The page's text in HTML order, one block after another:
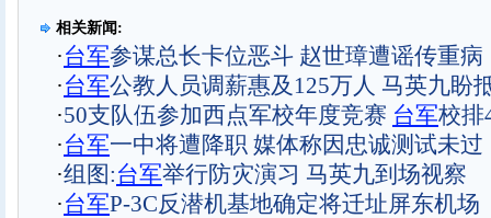
相关新闻:
·台军参谋总长卡位恶斗 赵世璋遭谣传重病
·台军公教人员调薪惠及125万人 马英九盼
·50支队伍参加西点军校年度竞赛 台军校排
·台军一中将遭降职 媒体称因忠诚测试未过
·组图:台军举行防灾演习 马英九到场视察
·台军P-3C反潜机基地确定将迁址屏东机场